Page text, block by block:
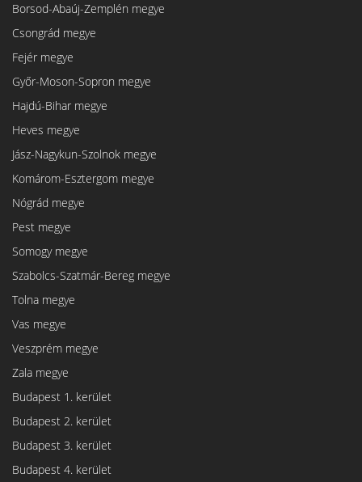
Borsod-Abaúj-Zemplén megye
Csongrád megye
Fejér megye
Győr-Moson-Sopron megye
Hajdú-Bihar megye
Heves megye
Jász-Nagykun-Szolnok megye
Komárom-Esztergom megye
Nógrád megye
Pest megye
Somogy megye
Szabolcs-Szatmár-Bereg megye
Tolna megye
Vas megye
Veszprém megye
Zala megye
Budapest 1. kerület
Budapest 2. kerület
Budapest 3. kerület
Budapest 4. kerület